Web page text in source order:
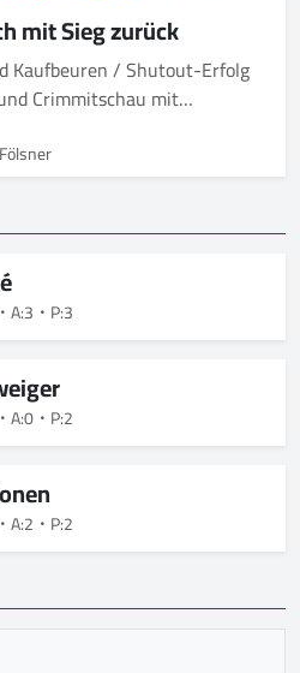
mit Sieg zurück
Kaufbeuren / Shutout-Erfolg
Crimmitschau mit
A:3 P:3
A:0 P:2
A:2 P:2